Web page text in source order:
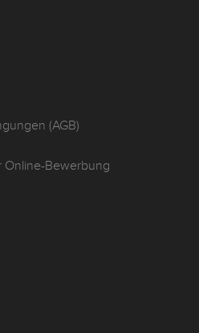
(AGB)
Online-Bewerbung